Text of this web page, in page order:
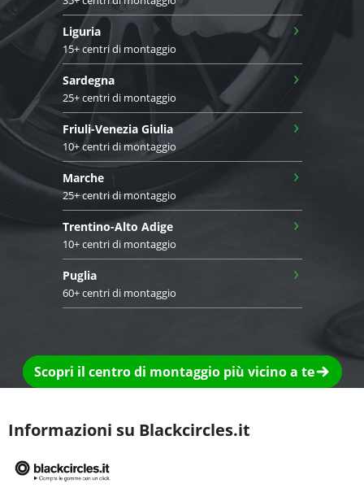
Liguria
15+ centri di montaggio
›
Sardegna
25+ centri di montaggio
›
Friuli-Venezia Giulia
10+ centri di montaggio
›
Marche
25+ centri di montaggio
›
Trentino-Alto Adige
10+ centri di montaggio
›
Puglia
60+ centri di montaggio
›
Scopri il centro di montaggio più vicino a te
Informazioni su Blackcircles.it